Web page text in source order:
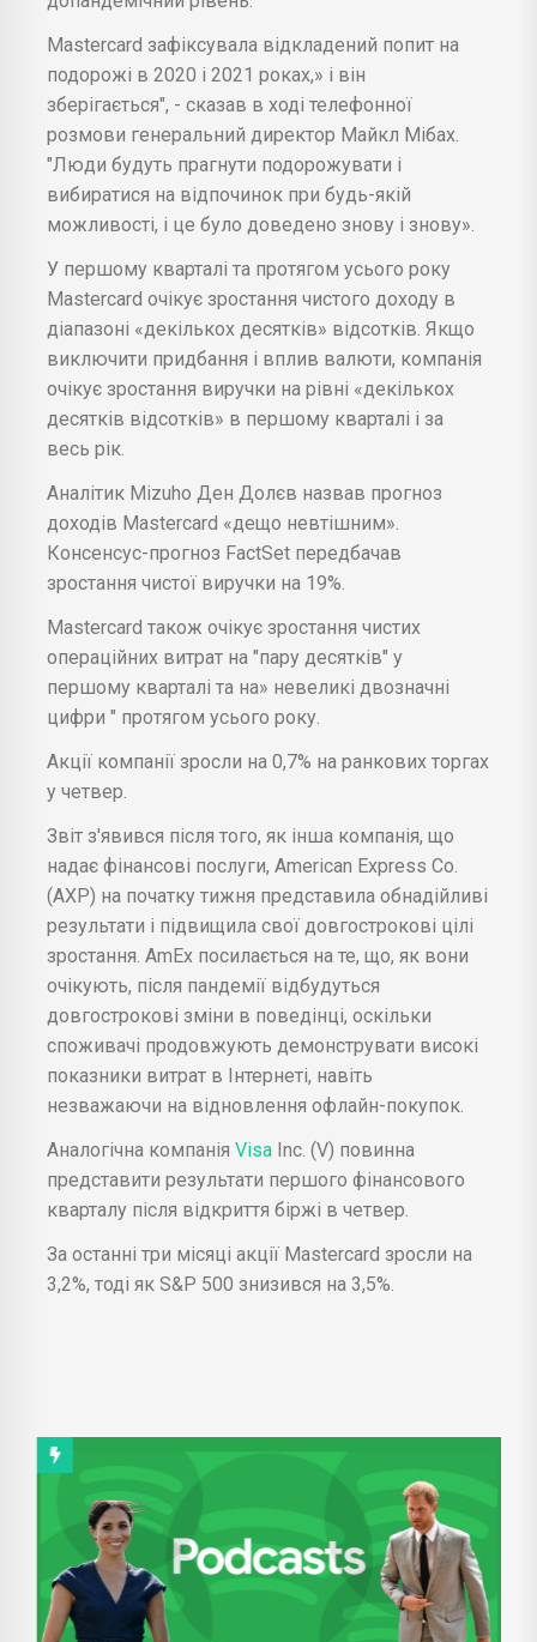
Mastercard зафіксувала відкладений попит на
подорожі в 2020 і 2021 роках,» і він
зберігається", - сказав в ході телефонної
розмови генеральний директор Майкл Мібах.
"Люди будуть прагнути подорожувати і
вибиратися на відпочинок при будь-якій
можливості, і це було доведено знову і знову».
У першому кварталі та протягом усього року
Mastercard очікує зростання чистого доходу в
діапазоні «декількох десятків» відсотків. Якщо
виключити придбання і вплив валюти, компанія
очікує зростання виручки на рівні «декількох
десятків відсотків» в першому кварталі і за
весь рік.
Аналітик Mizuho Ден Долєв назвав прогноз
доходів Mastercard «дещо невтішним».
Консенсус-прогноз FactSet передбачав
зростання чистої виручки на 19%.
Mastercard також очікує зростання чистих
операційних витрат на "пару десятків" у
першому кварталі та на» невеликі двозначні
цифри " протягом усього року.
Акції компанії зросли на 0,7% на ранкових торгах
у четвер.
Звіт з'явився після того, як інша компанія, що
надає фінансові послуги, American Express Co.
(AXP) на початку тижня представила обнадійливі
результати і підвищила свої довгострокові цілі
зростання. AmEx посилається на те, що, як вони
очікують, після пандемії відбудуться
довгострокові зміни в поведінці, оскільки
споживачі продовжують демонструвати високі
показники витрат в Інтернеті, навіть
незважаючи на відновлення офлайн-покупок.
Аналогічна компанія Visa Inc. (V) повинна
представити результати першого фінансового
кварталу після відкриття біржі в четвер.
За останні три місяці акції Mastercard зросли на
3,2%, тоді як S&P 500 знизився на 3,5%.